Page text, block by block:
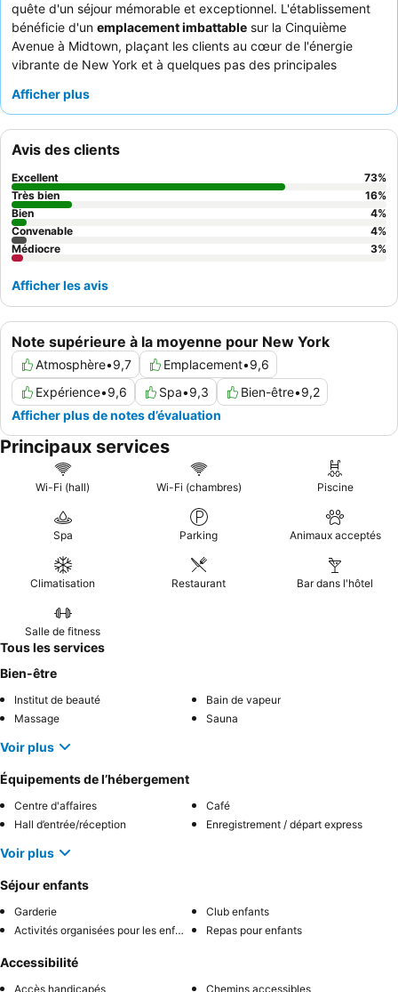
quête d'un séjour mémorable et exceptionnel. L'établissement
bénéficie d'un emplacement imbattable sur la Cinquième
Avenue à Midtown, plaçant les clients au cœur de l'énergie
vibrante de New York et à quelques pas des principales
piscine intérieure
personnel et le service exceptionnels, le petit-déjeuner étant
fréquemment salué pour sa qualité et sa variété. Pour une
expérience améliorée, pensez à réserver l'une des
surclassées
pour un espace généreux et des équipements bien
pensés.
Afficher plus
Note supérieure à la moyenne pour New York
Atmosphère•9,7 Emplacement•9,6
Expérience•9,6 Spa•9,3 Bien-être•9,2
Afficher plus de notes d’évaluation
Avis des clients
Excellent 73%
Très bien
16%
Bien
4%
Convenable
4%
Médiocre
3%
Afficher les avis
Principaux services
Wi-Fi (hall) Wi-Fi (chambres) Piscine
Spa Parking Animaux acceptés
Climatisation Restaurant Bar dans l'hôtel
Salle de fitness
Tous les services
Bien-être
Institut de beauté
Bain de vapeur
Massage
Sauna
Voir plus
Équipements de l’hébergement
Centre d'affaires
Café
Hall d’entrée/réception
Enregistrement / départ express
Voir plus
Séjour enfants
Garderie
Club enfants
Activités organisées pour les enfants
Repas pour enfants
Accessibilité
Accès handicapés Chemins accessibles